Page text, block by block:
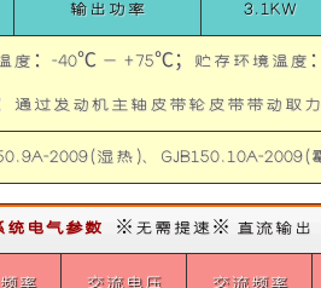
定，
输出功率 3.1KW
度：-40℃ — +75℃；贮存环境温
：通过发动机主轴皮带轮皮带
2009(湿热)、GJB150.10A-
电气参数 ※无需提速※ 直流输出
率 交流电压 交流频率